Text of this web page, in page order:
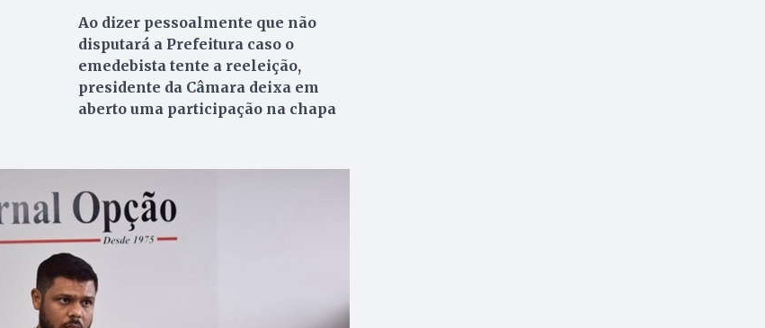
Ao dizer pessoalmente que não
disputará a Prefeitura caso o
emedebista tente a reeleição,
presidente da Câmara deixa em
aberto uma participação na chapa